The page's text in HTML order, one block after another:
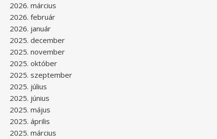
2026. március
2026. február
2026. január
2025. december
2025. november
2025. október
2025. szeptember
2025. július
2025. június
2025. május
2025. április
2025. március